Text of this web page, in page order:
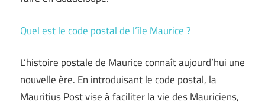
Quel est le code postal de l’île Maurice ?
L’histoire postale de Maurice connaît aujourd’hui une
nouvelle ère. En introduisant le code postal, la
Mauritius Post vise à faciliter la vie des Mauriciens,